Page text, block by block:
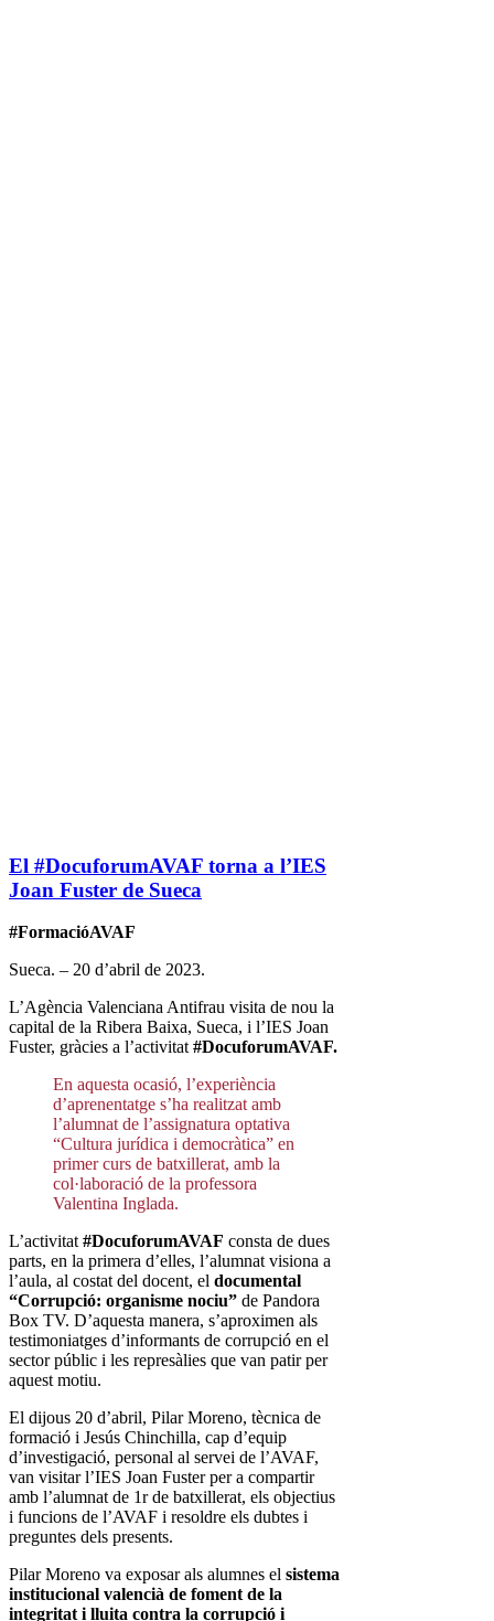
El #DocuforumAVAF torna a l’IES
Joan Fuster de Sueca
#FormacióAVAF
Sueca. – 20 d’abril de 2023.
L’Agència Valenciana Antifrau visita de nou la
capital de la Ribera Baixa, Sueca, i l’IES Joan
Fuster, gràcies a l’activitat #DocuforumAVAF.
En aquesta ocasió, l’experiència
d’aprenentatge s’ha realitzat amb
l’alumnat de l’assignatura optativa
“Cultura jurídica i democràtica” en
primer curs de batxillerat, amb la
col·laboració de la professora
Valentina Inglada.
L’activitat #DocuforumAVAF consta de dues
parts, en la primera d’elles, l’alumnat visiona a
l’aula, al costat del docent, el documental
“Corrupció: organisme nociu” de Pandora
Box TV. D’aquesta manera, s’aproximen als
testimoniatges d’informants de corrupció en el
sector públic i les represàlies que van patir per
aquest motiu.
El dijous 20 d’abril, Pilar Moreno, tècnica de
formació i Jesús Chinchilla, cap d’equip
d’investigació, personal al servei de l’AVAF,
van visitar l’IES Joan Fuster per a compartir
amb l’alumnat de 1r de batxillerat, els objectius
i funcions de l’AVAF i resoldre els dubtes i
preguntes dels presents.
Pilar Moreno va exposar als alumnes el sistema
institucional valencià de foment de la
integritat i lluita contra la corrupció i